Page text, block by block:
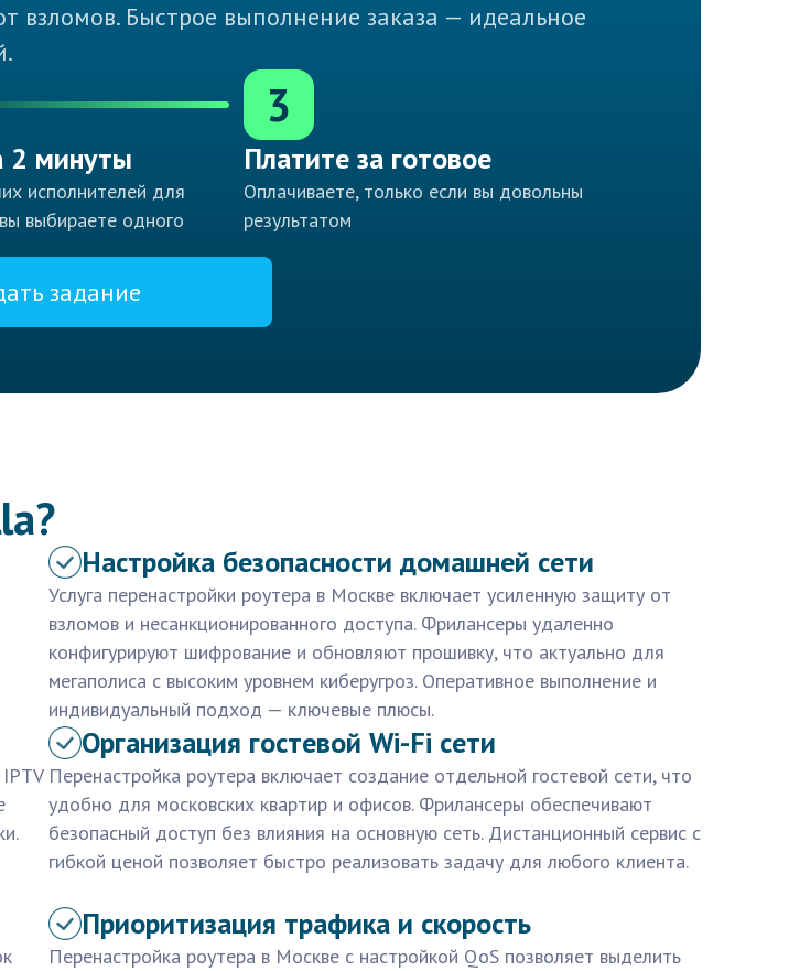
взломов. Быстрое выполнение заказа — идеальное
2 минуты
исполнителей для
выбираете одного
3
Платите за готовое
Оплачиваете, только если вы довольны
результатом
задание
Настройка безопасности домашней сети
Услуга перенастройки роутера в Москве включает усиленную защиту от
взломов и несанкционированного доступа. Фрилансеры удаленно
конфигурируют шифрование и обновляют прошивку, что актуально для
мегаполиса с высоким уровнем киберугроз. Оперативное выполнение и
индивидуальный подход — ключевые плюсы.
Организация гостевой Wi-Fi сети
Перенастройка роутера включает создание отдельной гостевой сети, что
удобно для московских квартир и офисов. Фрилансеры обеспечивают
безопасный доступ без влияния на основную сеть. Дистанционный сервис с
гибкой ценой позволяет быстро реализовать задачу для любого клиента.
Приоритизация трафика и скорость
Перенастройка роутера в Москве с настройкой QoS позволяет выделить